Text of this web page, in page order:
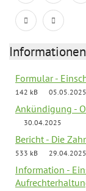
Formular -
142 kB
05.05.2025
Ankündigung -
30.04.2025
Bericht - Die
533 kB
29.04.2025
Information -